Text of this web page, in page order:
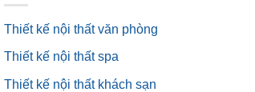
Thiết kế nội thất văn phòng
Thiết kế nội thất spa
Thiết kế nội thất khách sạn